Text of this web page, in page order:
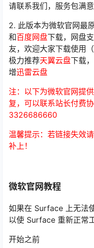
请联系我们，服务包满意
2. 此版本为微软官网最
和百度网盘下载，网盘
友，欢迎大家下载使用
极力推荐天翼云盘下载
增迅雷云盘
注：以下为微软官网提
复，可以联系站长付费
3326686660
温馨提示：若链接失效
补上！
微软官网教程
如果在 Surface 上无法
以使 Surface 重新正常工
开始之前